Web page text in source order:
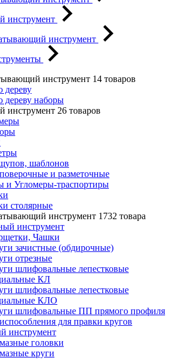
инструмент
инструмент
инструмент 14 товаров
дереву
дереву наборы
инструмент 26 товаров
шаблонов
и разметочные
и Угломеры-траспортиры
столярные
инструмент 1732 товара
инструмент
Чашки
зачистные (обдирочные)
отрезные
шлифовальные лепестковые
КЛ
шлифовальные лепестковые
КЛО
шлифовальные ПП прямого профиля
для правки кругов
инструмент
головки
круги